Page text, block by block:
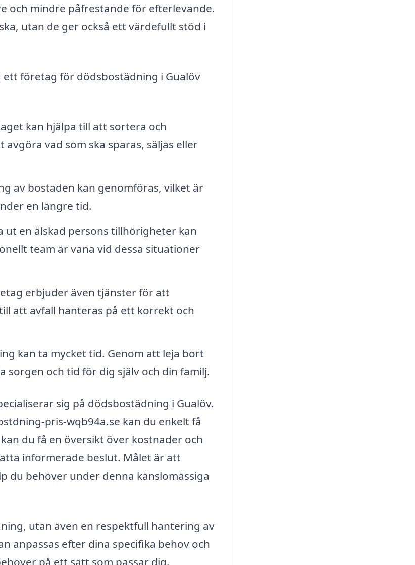
och mindre påfrestande för efterlevande.
utan de ger också ett värdefullt stöd i
företag för dödsbostädning i Gualöv
kan hjälpa till att sortera och
vad som ska sparas, säljas eller
av bostaden kan genomföras, vilket är
en längre tid.
ut en älskad persons tillhörigheter kan
team är vana vid dessa situationer
erbjuder även tjänster för att
att avfall hanteras på ett korrekt och
kan ta mycket tid. Genom att leja bort
och tid för dig själv och din familj.
sig på dödsbostädning i Gualöv.
pris-wqb94a.se kan du enkelt få
du få en översikt över kostnader och
informerade beslut. Målet är att
du behöver under denna känslomässiga
utan även en respektfull hantering av
anpassas efter dina specifika behov och
på ett sätt som passar dig.